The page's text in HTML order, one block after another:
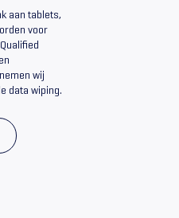
aan tablets,
voor
wij
data wiping.